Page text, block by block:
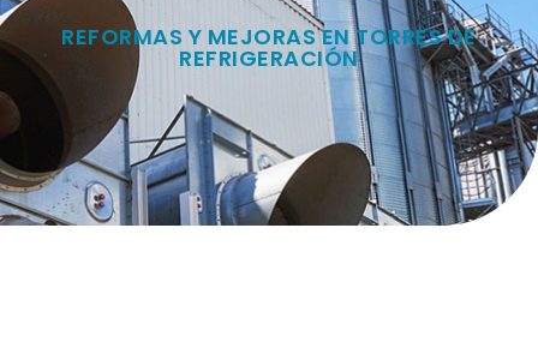
O
D
E
N
A
V
E
G
A
C
I
Ó
REFORMAS Y MEJORAS EN TORRES DE
REFRIGERACIÓN